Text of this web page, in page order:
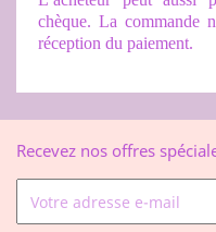
chèque. La commande
réception du paiement.
Recevez nos offres